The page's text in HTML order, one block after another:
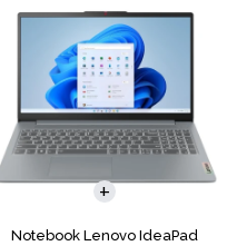
Notebook Lenovo IdeaPad
COMPARAR